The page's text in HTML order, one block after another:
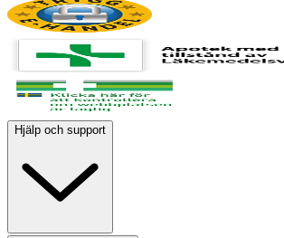
Hjälp och support